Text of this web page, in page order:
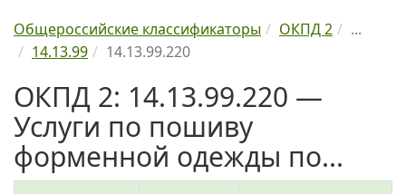
Общероссийские классификаторы ОКПД 2
...
14.13.99
14.13.99.220
ОКПД 2: 14.13.99.220 —
Услуги по пошиву
форменной одежды по...